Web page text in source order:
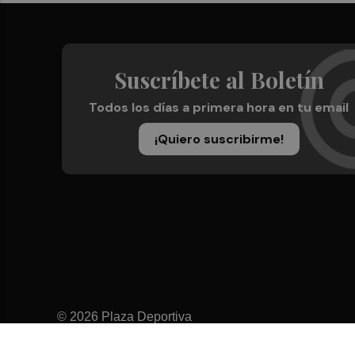
Suscríbete al Boletín
Todos los días a primera hora en tu email
¡Quiero suscribirme!
© 2026 Plaza Deportiva